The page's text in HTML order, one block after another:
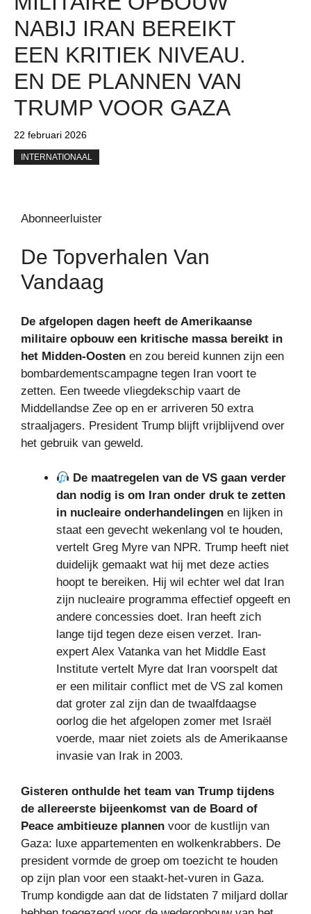
NABIJ IRAN BEREIKT
EEN KRITIEK NIVEAU.
EN DE PLANNEN VAN
TRUMP VOOR GAZA
22 februari 2026
INTERNATIONAAL
Abonneerluister
De Topverhalen Van
Vandaag
De afgelopen dagen heeft de Amerikaanse
militaire opbouw een kritische massa bereikt in
het Midden-Oosten en zou bereid kunnen zijn een
bombardementscampagne tegen Iran voort te
zetten. Een tweede vliegdekschip vaart de
Middellandse Zee op en er arriveren 50 extra
straaljagers. President Trump blijft vrijblijvend over
het gebruik van geweld.
De maatregelen van de VS gaan verder
dan nodig is om Iran onder druk te zetten
in nucleaire onderhandelingen en lijken in
staat een gevecht wekenlang vol te houden,
vertelt Greg Myre van NPR. Trump heeft niet
duidelijk gemaakt wat hij met deze acties
hoopt te bereiken. Hij wil echter wel dat Iran
zijn nucleaire programma effectief opgeeft en
andere concessies doet. Iran heeft zich
lange tijd tegen deze eisen verzet. Iran-
expert Alex Vatanka van het Middle East
Institute vertelt Myre dat Iran voorspelt dat
er een militair conflict met de VS zal komen
dat groter zal zijn dan de twaalfdaagse
oorlog die het afgelopen zomer met Israël
voerde, maar niet zoiets als de Amerikaanse
invasie van Irak in 2003.
Gisteren onthulde het team van Trump tijdens
de allereerste bijeenkomst van de Board of
Peace ambitieuze plannen voor de kustlijn van
Gaza: luxe appartementen en wolkenkrabbers. De
president vormde de groep om toezicht te houden
op zijn plan voor een staakt-het-vuren in Gaza.
Trump kondigde aan dat de lidstaten 7 miljard dollar